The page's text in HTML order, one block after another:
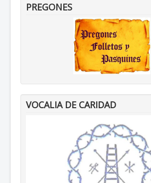
PREGONES
VOCALIA DE CARIDAD